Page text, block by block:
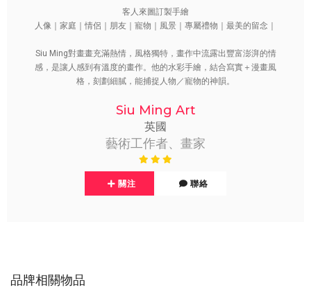
客人來圖訂製手繪
人像｜家庭｜情侶｜朋友｜寵物｜風景｜專屬禮物｜最美的留念｜
Siu Ming對畫畫充滿熱情，風格獨特，畫作中流露出豐富澎湃的情
感，是讓人感到有溫度的畫作。他的水彩手繪，結合寫實＋漫畫風
格，刻劃細膩，能捕捉人物／寵物的神韻。
Siu Ming Art
英國
藝術工作者、畫家
關注 聯絡
品牌相關物品